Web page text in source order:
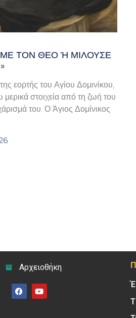
ΤΟΝ ΘΕΌ Ή ΜΙΛΟΎΣΕ ΓΙ
εορτής του Αγίου Δομινίκου,
στοιχεία από τη ζωή του
χάρισμά του. Ο Άγιος Δομίνικος
Αρχειοθήκη